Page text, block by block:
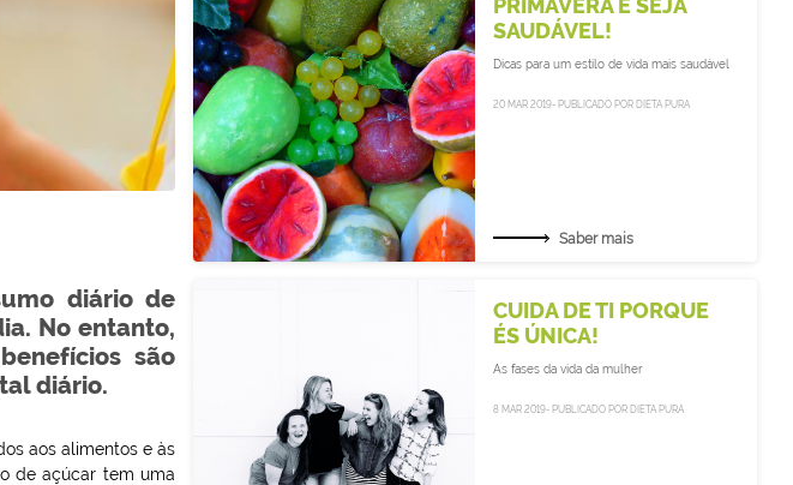
diário de
No entanto,
são
diário.
aos alimentos e às
de açúcar tem uma
PRIMAVERA E SEJA
SAUDÁVEL!
Dicas para um estilo de vida mais saudável
20 MAR 2019- PUBLICADO POR DIETA PURA
Saber mais
CUIDA DE TI PORQUE
ÉS ÚNICA!
As fases da vida da mulher
8 MAR 2019- PUBLICADO POR DIETA PURA